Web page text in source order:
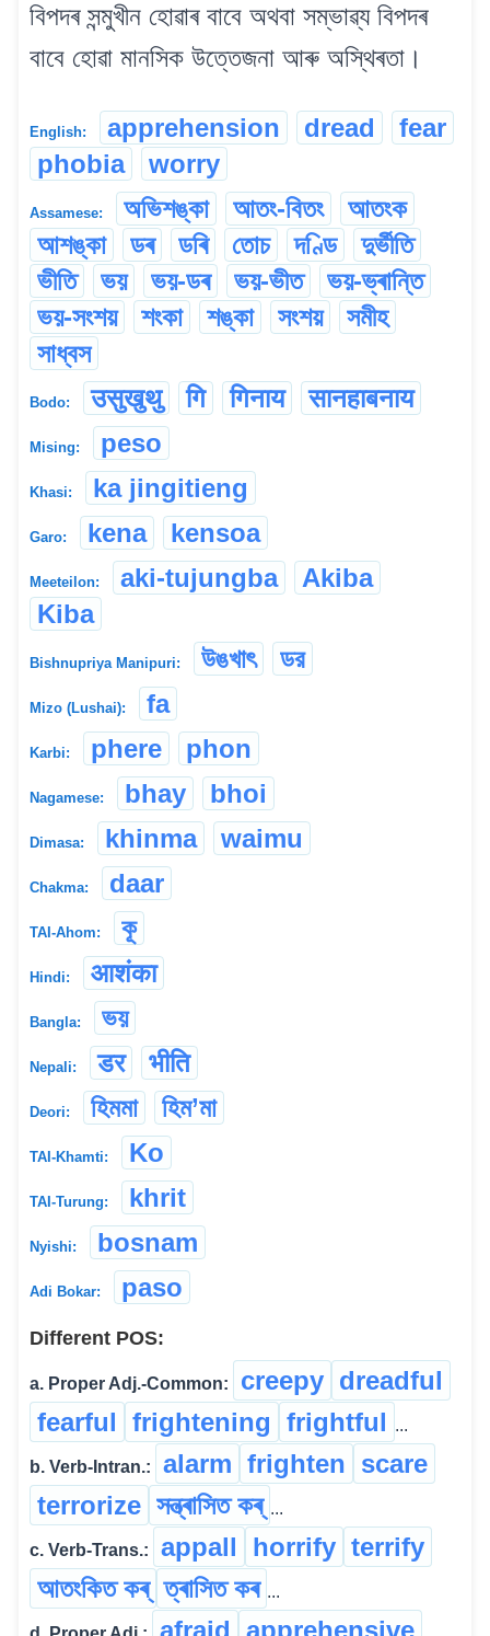
বিপদৰ সন্মুখীন হোৱাৰ বাবে অথবা সম্ভাৱ্য বিপদৰ
বাবে হোৱা মানসিক উত্তেজনা আৰু অস্থিৰতা।
English: apprehension dread
fear
phobia
worry
Assamese: অভিশঙ্কা আতং-বিতং
আতংক
আশঙ্কা
ডৰ ডৰি তোচ দণ্ডি
দুৰ্ভীতি
ভীতি
ভয় ভয়-ডৰ ভয়-ভীত
ভয়-ভ্ৰান্তি
ভয়-সংশয়
শংকা শঙ্কা সংশয়
সমীহ
সাধ্বস
Bodo: उसुखुथु गि गिनाय सानहाबनाय
Mising: peso
Khasi: ka jingitieng
Garo: kena kensoa
Meeteilon: aki-tujungba
Akiba
Kiba
Bishnupriya Manipuri: উঙখাৎ ডর
Mizo (Lushai): fa
Karbi: phere phon
Nagamese: bhay bhoi
Dimasa: khinma waimu
Chakma: daar
TAI-Ahom: কূ
Hindi: आशंका
Bangla: ভয়
Nepali: डर भीति
Deori: হিমমা হিম’মা
TAI-Khamti: Ko
TAI-Turung: khrit
Nyishi: bosnam
Adi Bokar: paso
Different POS:
a. Proper Adj.-Common: creepy dreadful
fearful frightening frightful ...
b. Verb-Intran.: alarm frighten scare
terrorize সন্ত্ৰাসিত কৰ্ ...
c. Verb-Trans.: appall horrify terrify
আতংকিত কৰ্ ত্ৰাসিত কৰ ...